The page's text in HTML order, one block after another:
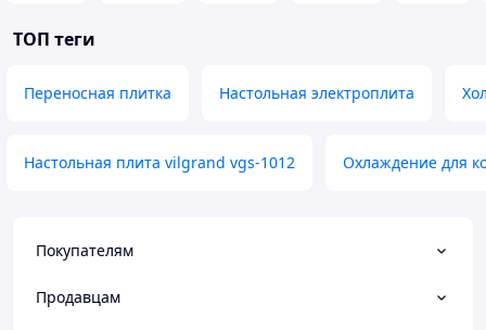
ТОП теги
Переносная плитка Настольная электроплита
Настольная плита vilgrand vgs-1012 Охлаждение для
Покупателям
Продавцам